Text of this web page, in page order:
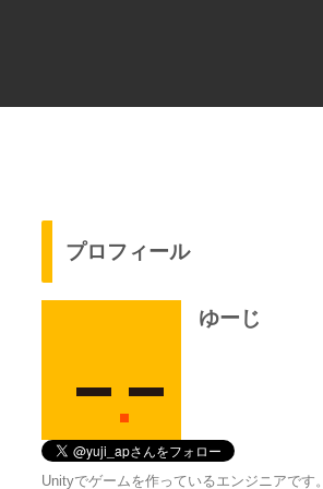
プロフィール
ゆーじ
Unityでゲームを作っているエンジニアです。